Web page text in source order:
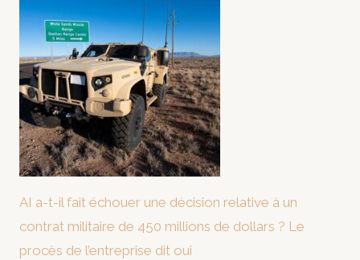
AI a-t-il fait échouer une décision relative à un
contrat militaire de 450 millions de dollars ? Le
procès de l’entreprise dit oui